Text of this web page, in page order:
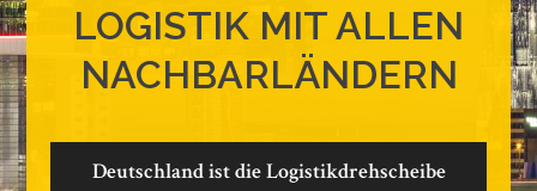
LOGISTIK MIT ALLEN
NACHBARLÄNDERN
Deutschland ist die Logistikdrehscheibe